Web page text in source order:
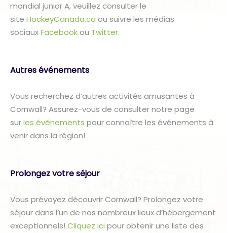
mondial junior A, veuillez consulter le
site HockeyCanada.ca ou suivre les médias
sociauxFacebookou Twitter.
Autres événements
Vous recherchez d’autres activités amusantes à
Cornwall? Assurez-vous de consulter notre page
surles événements pour connaître les événements à
venir dans la région!
Prolongez votre séjour
Vous prévoyez découvrir Cornwall? Prolongez votre
séjour dans l’un de nos nombreux lieux d’hébergement
exceptionnels! Cliquez ici pour obtenir une liste des